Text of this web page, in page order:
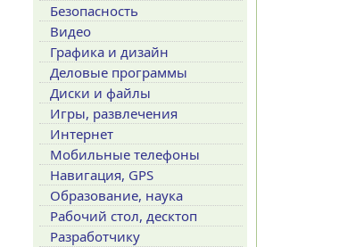
Безопасность
Видео
Графика и дизайн
Деловые программы
Диски и файлы
Игры, развлечения
Интернет
Мобильные телефоны
Навигация, GPS
Образование, наука
Рабочий стол, десктоп
Разработчику